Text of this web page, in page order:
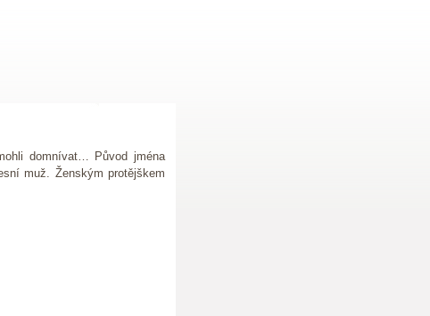
domnívat… Původ jména
muž. Ženským protějškem